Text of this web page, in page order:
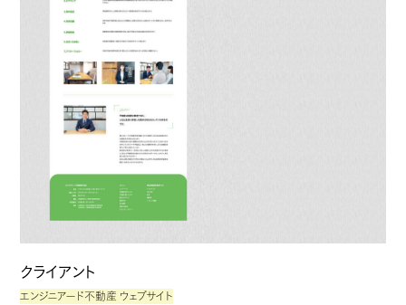
クライアント
エンジニアード不動産 ウェブサイト